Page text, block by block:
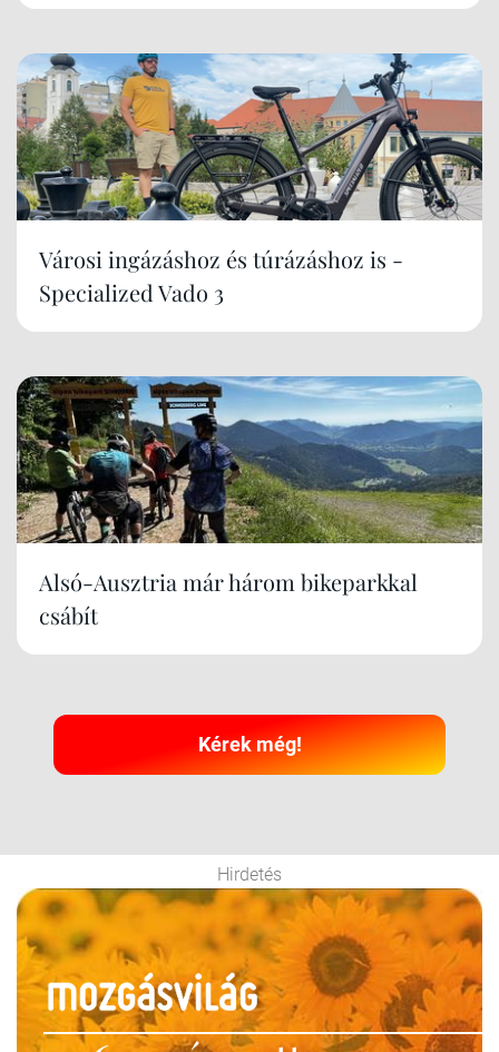
Városi ingázáshoz és túrázáshoz is -
Specialized Vado 3
Alsó-Ausztria már három bikeparkkal
csábít
Kérek még!
Hirdetés